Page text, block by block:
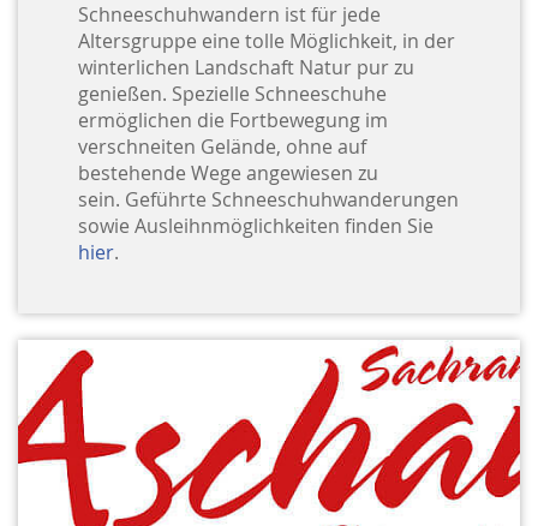
Schneeschuhwandern ist für jede
Altersgruppe eine tolle Möglichkeit, in der
winterlichen Landschaft Natur pur zu
genießen. Spezielle Schneeschuhe
ermöglichen die Fortbewegung im
verschneiten Gelände, ohne auf
bestehende Wege angewiesen zu
sein. Geführte Schneeschuhwanderungen
sowie Ausleihnmöglichkeiten finden Sie
hier.